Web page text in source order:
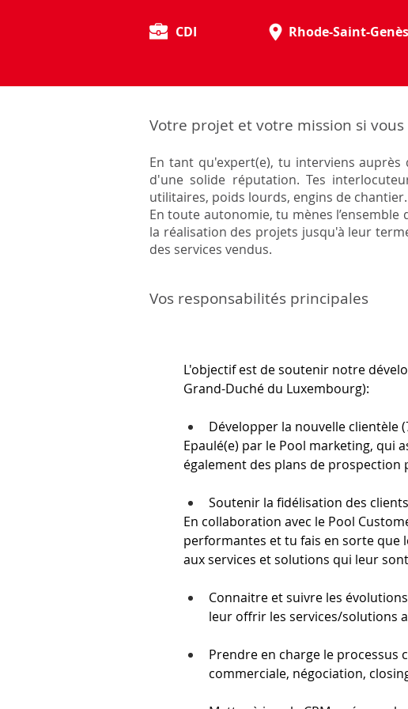
CDI Rhode-Saint-
Votre projet et votre mission si vous
En tant qu'expert(e), tu interviens
d'une solide réputation. Tes
utilitaires, poids lourds, engins de
En toute autonomie, tu mènes
la réalisation des projets jusqu'à leur
des services vendus.
Vos responsabilités principales
L'objectif est de soutenir notre
Grand-Duché du Luxembourg):
Développer la nouvelle clientèle
Epaulé(e) par le Pool marketing, qui
également des plans de
Soutenir la fidélisation des
En collaboration avec le Pool
performantes et tu fais en sorte que
aux services et solutions qui leur
Connaitre et suivre les
leur offrir les services/solutions
Prendre en charge le
commerciale, négociation,